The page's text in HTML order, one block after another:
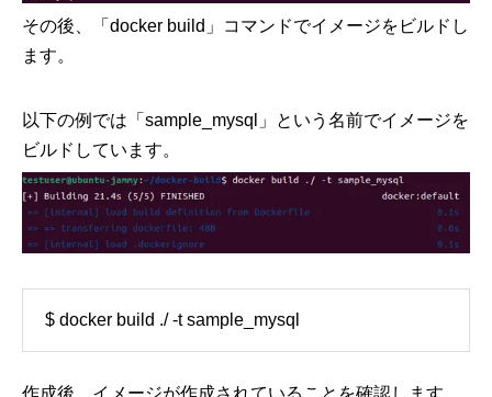
その後、「docker build」コマンドでイメージをビルドし
ます。
以下の例では「sample_mysql」という名前でイメージを
ビルドしています。
$ docker build ./ -t sample_mysql